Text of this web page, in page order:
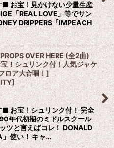
お宝！見かけない少量生産
「REAL LOVE」等でサン
DRIPPERS「IMPEACH
OVER HERE (全2曲)
！シュリンク付！人気ジャケ
ロア大合唱！]
]
お宝！シュリンク付！ 完全
年代初期のミドルスクール
ツと言えばコレ！ DONALD
」使い！ キャ…